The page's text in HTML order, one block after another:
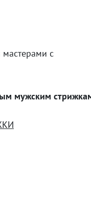
мастерами с
мужским